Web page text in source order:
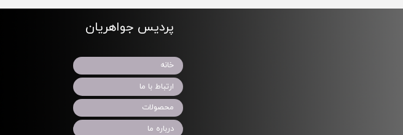
پردیس جواهریان
خانه
ارتباط با ما
محصولات
درباره ما